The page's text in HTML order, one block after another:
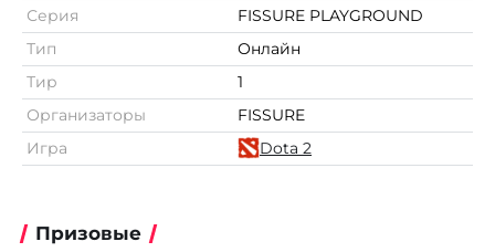
Серия
FISSURE PLAYGROUND
Тип
Онлайн
Тир
1
Организаторы
FISSURE
Игра
Dota 2
Призовые